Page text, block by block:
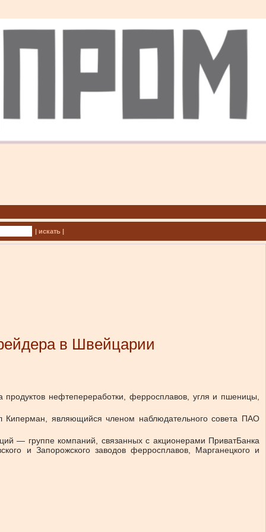
| искать |
в Швейцарии
нефтепереработки, ферросплавов, угля и пшеницы,
являющийся членом наблюдательного совета ПАО
— группе компаний, связанных с акционерами ПриватБанка
и Запорожского заводов ферросплавов, Марганецкого и